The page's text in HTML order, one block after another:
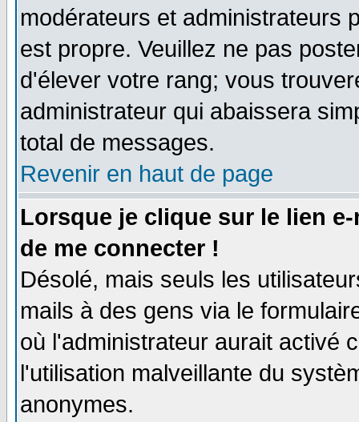
modérateurs et administrateurs
est propre. Veuillez ne pas
d'élever votre rang; vous
administrateur qui abaissera
total de messages.
Revenir en haut de page
Lorsque je clique sur le lien
de me connecter !
Désolé, mais seuls les
mails à des gens via le
où l'administrateur aurait activé
l'utilisation malveillante du
anonymes.